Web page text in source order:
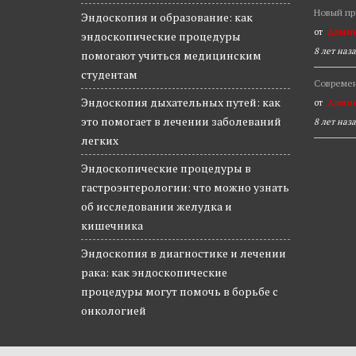
и
с
я
м
Эндоскопия и образование: как
эндоскопические процедуры
помогают учиться медицинским
студентам
Эндоскопия дыхательных путей: как
это помогает в лечении заболеваний
легких
Эндоскопические процедуры в
гастроэнтерологии: что можно узнать
об исследовании желудка и
кишечника
Эндоскопия в диагностике и лечении
рака: как эндоскопические
процедуры могут помочь в борьбе с
онкологией
Новый
от
8 лет
от
8 лет